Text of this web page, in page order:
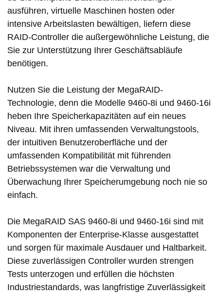
ausführen, virtuelle Maschinen hosten oder
intensive Arbeitslasten bewältigen, liefern diese
RAID-Controller die außergewöhnliche Leistung, die
Sie zur Unterstützung Ihrer Geschäftsabläufe
benötigen.
Nutzen Sie die Leistung der MegaRAID-
Technologie, denn die Modelle 9460-8i und 9460-16i
heben Ihre Speicherkapazitäten auf ein neues
Niveau. Mit ihren umfassenden Verwaltungstools,
der intuitiven Benutzeroberfläche und der
umfassenden Kompatibilität mit führenden
Betriebssystemen war die Verwaltung und
Überwachung Ihrer Speicherumgebung noch nie so
einfach.
Die MegaRAID SAS 9460-8i und 9460-16i sind mit
Komponenten der Enterprise-Klasse ausgestattet
und sorgen für maximale Ausdauer und Haltbarkeit.
Diese zuverlässigen Controller wurden strengen
Tests unterzogen und erfüllen die höchsten
Industriestandards, was langfristige Zuverlässigkeit